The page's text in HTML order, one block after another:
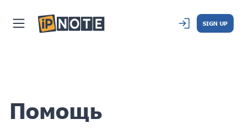
SIGN UP
Помощь